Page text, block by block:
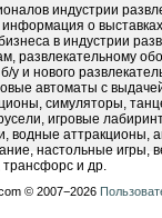
индустрии
о
в индустрии
развлекательному
и нового
автоматы с
симуляторы,
игровые
водные
настольные игры,
и др.
© 2007−2026